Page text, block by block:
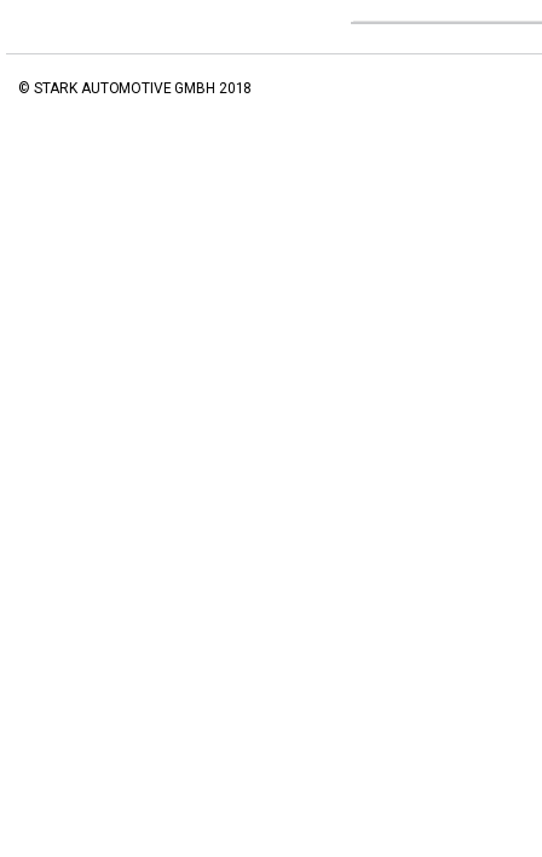
© STARK AUTOMOTIVE GMBH 2018